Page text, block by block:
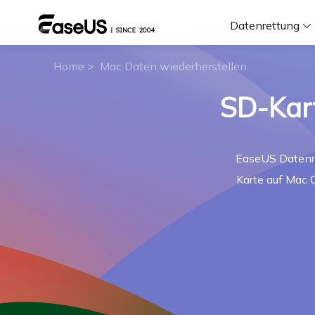
Datenrettung
Home > Mac Daten wiederherstellen
SD-
EaseUS
Karte auf Mac